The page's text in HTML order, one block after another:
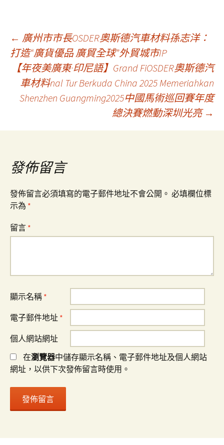
文
章
導
覽
← 廣州市市長OSDER奧斯德汽車材料孫志洋：
打造“廣貨優品 廣貿全球”外貿城市IP
【年夜美廣東·印尼語】Grand FiOSDER奧斯德汽
車材料nal Tur Berkuda China 2025 Memeriahkan
Shenzhen Guangming2025中國馬術巡回賽年度
總決賽燃動深圳光亮 →
發佈留言
發佈留言必須填寫的電子郵件地址不會公開。 必填欄位標
示為 *
留言 *
顯示名稱 *
電子郵件地址 *
個人網站網址
在瀏覽器中儲存顯示名稱、電子郵件地址及個人網站
網址，以供下次發佈留言時使用。